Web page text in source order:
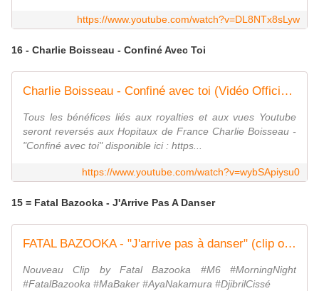
https://www.youtube.com/watch?v=DL8NTx8sLyw
16 - Charlie Boisseau - Confiné Avec Toi
Charlie Boisseau - Confiné avec toi (Vidéo Officielle)
Tous les bénéfices liés aux royalties et aux vues Youtube
seront reversés aux Hopitaux de France Charlie Boisseau -
"Confiné avec toi" disponible ici : https...
https://www.youtube.com/watch?v=wybSApiysu0
15 = Fatal Bazooka - J'Arrive Pas A Danser
FATAL BAZOOKA - "J'arrive pas à danser" (clip officiel)
Nouveau Clip by Fatal Bazooka #M6 #MorningNight
#FatalBazooka #MaBaker #AyaNakamura #DjibrilCissé